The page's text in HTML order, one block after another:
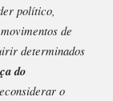
político,
de
determinados
do
o